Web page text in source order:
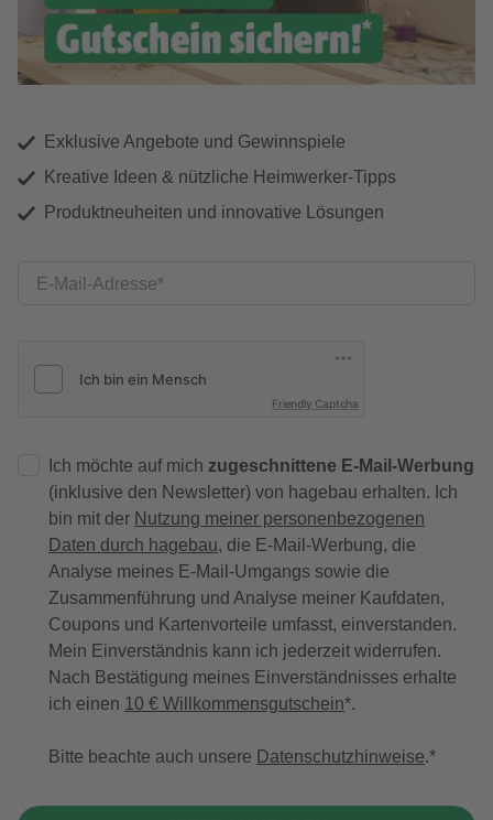
Exklusive Angebote und Gewinnspiele
Kreative Ideen & nützliche Heimwerker-Tipps
Produktneuheiten und innovative Lösungen
E-Mail-Adresse
Friendly Captcha
Ich möchte auf mich zugeschnittene E-Mail-Werbung
(inklusive den Newsletter) von hagebau erhalten. Ich
bin mit der Nutzung meiner personenbezogenen
Daten durch hagebau, die E-Mail-Werbung, die
Analyse meines E-Mail-Umgangs sowie die
Zusammenführung und Analyse meiner Kaufdaten,
Coupons und Kartenvorteile umfasst, einverstanden.
Mein Einverständnis kann ich jederzeit widerrufen.
Nach Bestätigung meines Einverständnisses erhalte
ich einen 10 € Willkommensgutschein*.
Bitte beachte auch unsere Datenschutzhinweise.